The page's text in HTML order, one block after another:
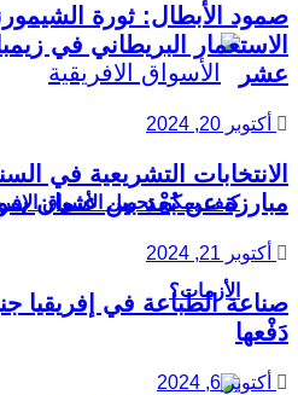
كيف يمكن تحويل الأسواق
الأزمات؟
صمود الأبطال: ثورة
الاستعمار البريطاني في
عشر
أكتوبر 20, 2024
الانتخابات التشريعية في
مبارزة عن بُعْد بين عثمان
أكتوبر 21, 2024
صناعة الطباعة في إفريقيا
دَفْعها
أكتوبر 6, 2024